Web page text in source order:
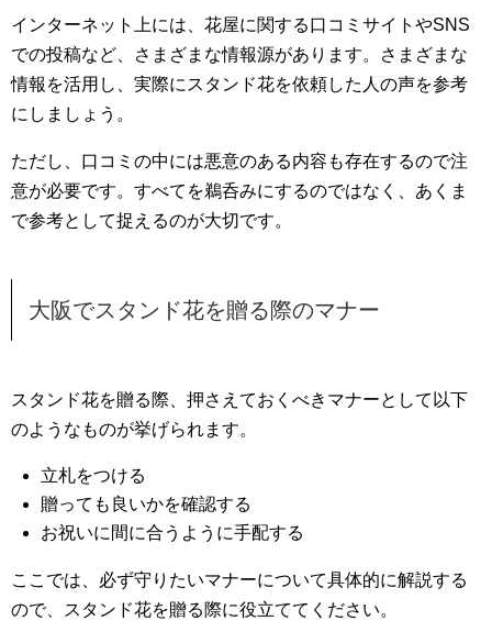
インターネット上には、花屋に関する口コミサイトやSNS
での投稿など、さまざまな情報源があります。さまざまな
情報を活用し、実際にスタンド花を依頼した人の声を参考
にしましょう。
ただし、口コミの中には悪意のある内容も存在するので注
意が必要です。すべてを鵜呑みにするのではなく、あくま
で参考として捉えるのが大切です。
大阪でスタンド花を贈る際のマナー
スタンド花を贈る際、押さえておくべきマナーとして以下
のようなものが挙げられます。
立札をつける
贈っても良いかを確認する
お祝いに間に合うように手配する
ここでは、必ず守りたいマナーについて具体的に解説する
ので、スタンド花を贈る際に役立ててください。